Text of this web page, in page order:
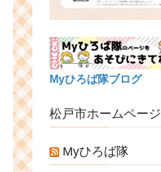
Myひろば隊ブログ
松戸市ホームページ
Myひろば隊